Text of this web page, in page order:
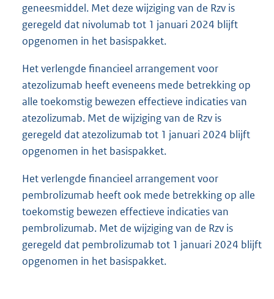
geneesmiddel. Met deze wijziging van de Rzv is
geregeld dat nivolumab tot 1 januari 2024 blijft
opgenomen in het basispakket.
Het verlengde financieel arrangement voor
atezolizumab heeft eveneens mede betrekking op
alle toekomstig bewezen effectieve indicaties van
atezolizumab. Met de wijziging van de Rzv is
geregeld dat atezolizumab tot 1 januari 2024 blijft
opgenomen in het basispakket.
Het verlengde financieel arrangement voor
pembrolizumab heeft ook mede betrekking op alle
toekomstig bewezen effectieve indicaties van
pembrolizumab. Met de wijziging van de Rzv is
geregeld dat pembrolizumab tot 1 januari 2024 blijft
opgenomen in het basispakket.